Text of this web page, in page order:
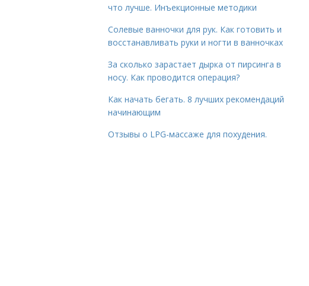
что лучше. Инъекционные методики
Солевые ванночки для рук. Как готовить и
восстанавливать руки и ногти в ванночках
За сколько зарастает дырка от пирсинга в
носу. Как проводится операция?
Как начать бегать. 8 лучших рекомендаций
начинающим
Отзывы о LPG-массаже для похудения.